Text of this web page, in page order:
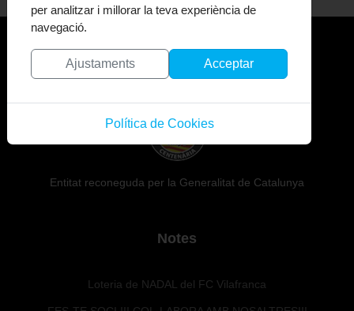
El Centenari
Entitat reconeguda per la Generalitat de Catalunya
Notes
Loteria de NADAL del FC Vilafranca
per analitzar i millorar la teva experiència de
navegació.
Ajustaments Acceptar
Política de Cookies